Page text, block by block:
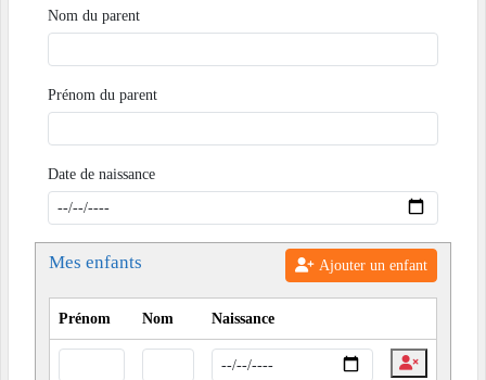
Nom du parent
Prénom du parent
Date de naissance
Mes enfants Ajouter un enfant
Prénom Nom Naissance